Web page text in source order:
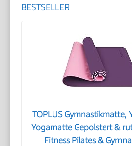
BESTSELLER
TOPLUS Gymnastikmatte,
Yogamatte Gepolstert &
Fitness Pilates &